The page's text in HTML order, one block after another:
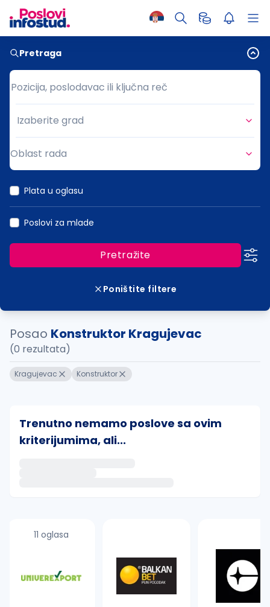
Pretraga
Pozicija, poslodavac ili ključna reč
Pozicija, poslodavac ili ključna reč
Grad
Izaberite grad
Oblast rada
Plata u oglasu
Poslovi za mlade
Pretražite
Poništite filtere
Posao Konstruktor Kragujevac
(0 rezultata)
Kragujevac Konstruktor
Trenutno nemamo poslove sa ovim
kriterijumima, ali...
Takođe možete da:
proverite pravopisne greške (koristite č, ć, š, đ,
11 oglasa